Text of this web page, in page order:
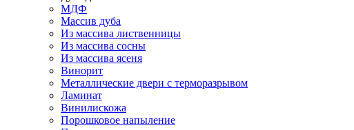
МДФ
Массив дуба
Из массива лиственницы
Из массива сосны
Из массива ясеня
Винорит
Металлические двери с терморазрывом
Ламинат
Винилискожа
Порошковое напыление